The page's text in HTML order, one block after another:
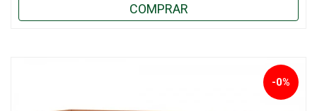
COMPRAR
-0%